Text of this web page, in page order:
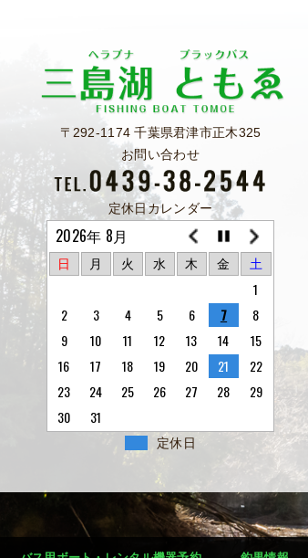
〒292-1174 千葉県君津市正木325
お問い合わせ
定休日カレンダー
2026年 8月
日 月 火 水 木 金 土
1
2
3 4 5 6 7
8
9
10 11 12 13 14
15
16
17 18 19 20 21
22
23
24 25 26 27 28
29
30
31
定休日